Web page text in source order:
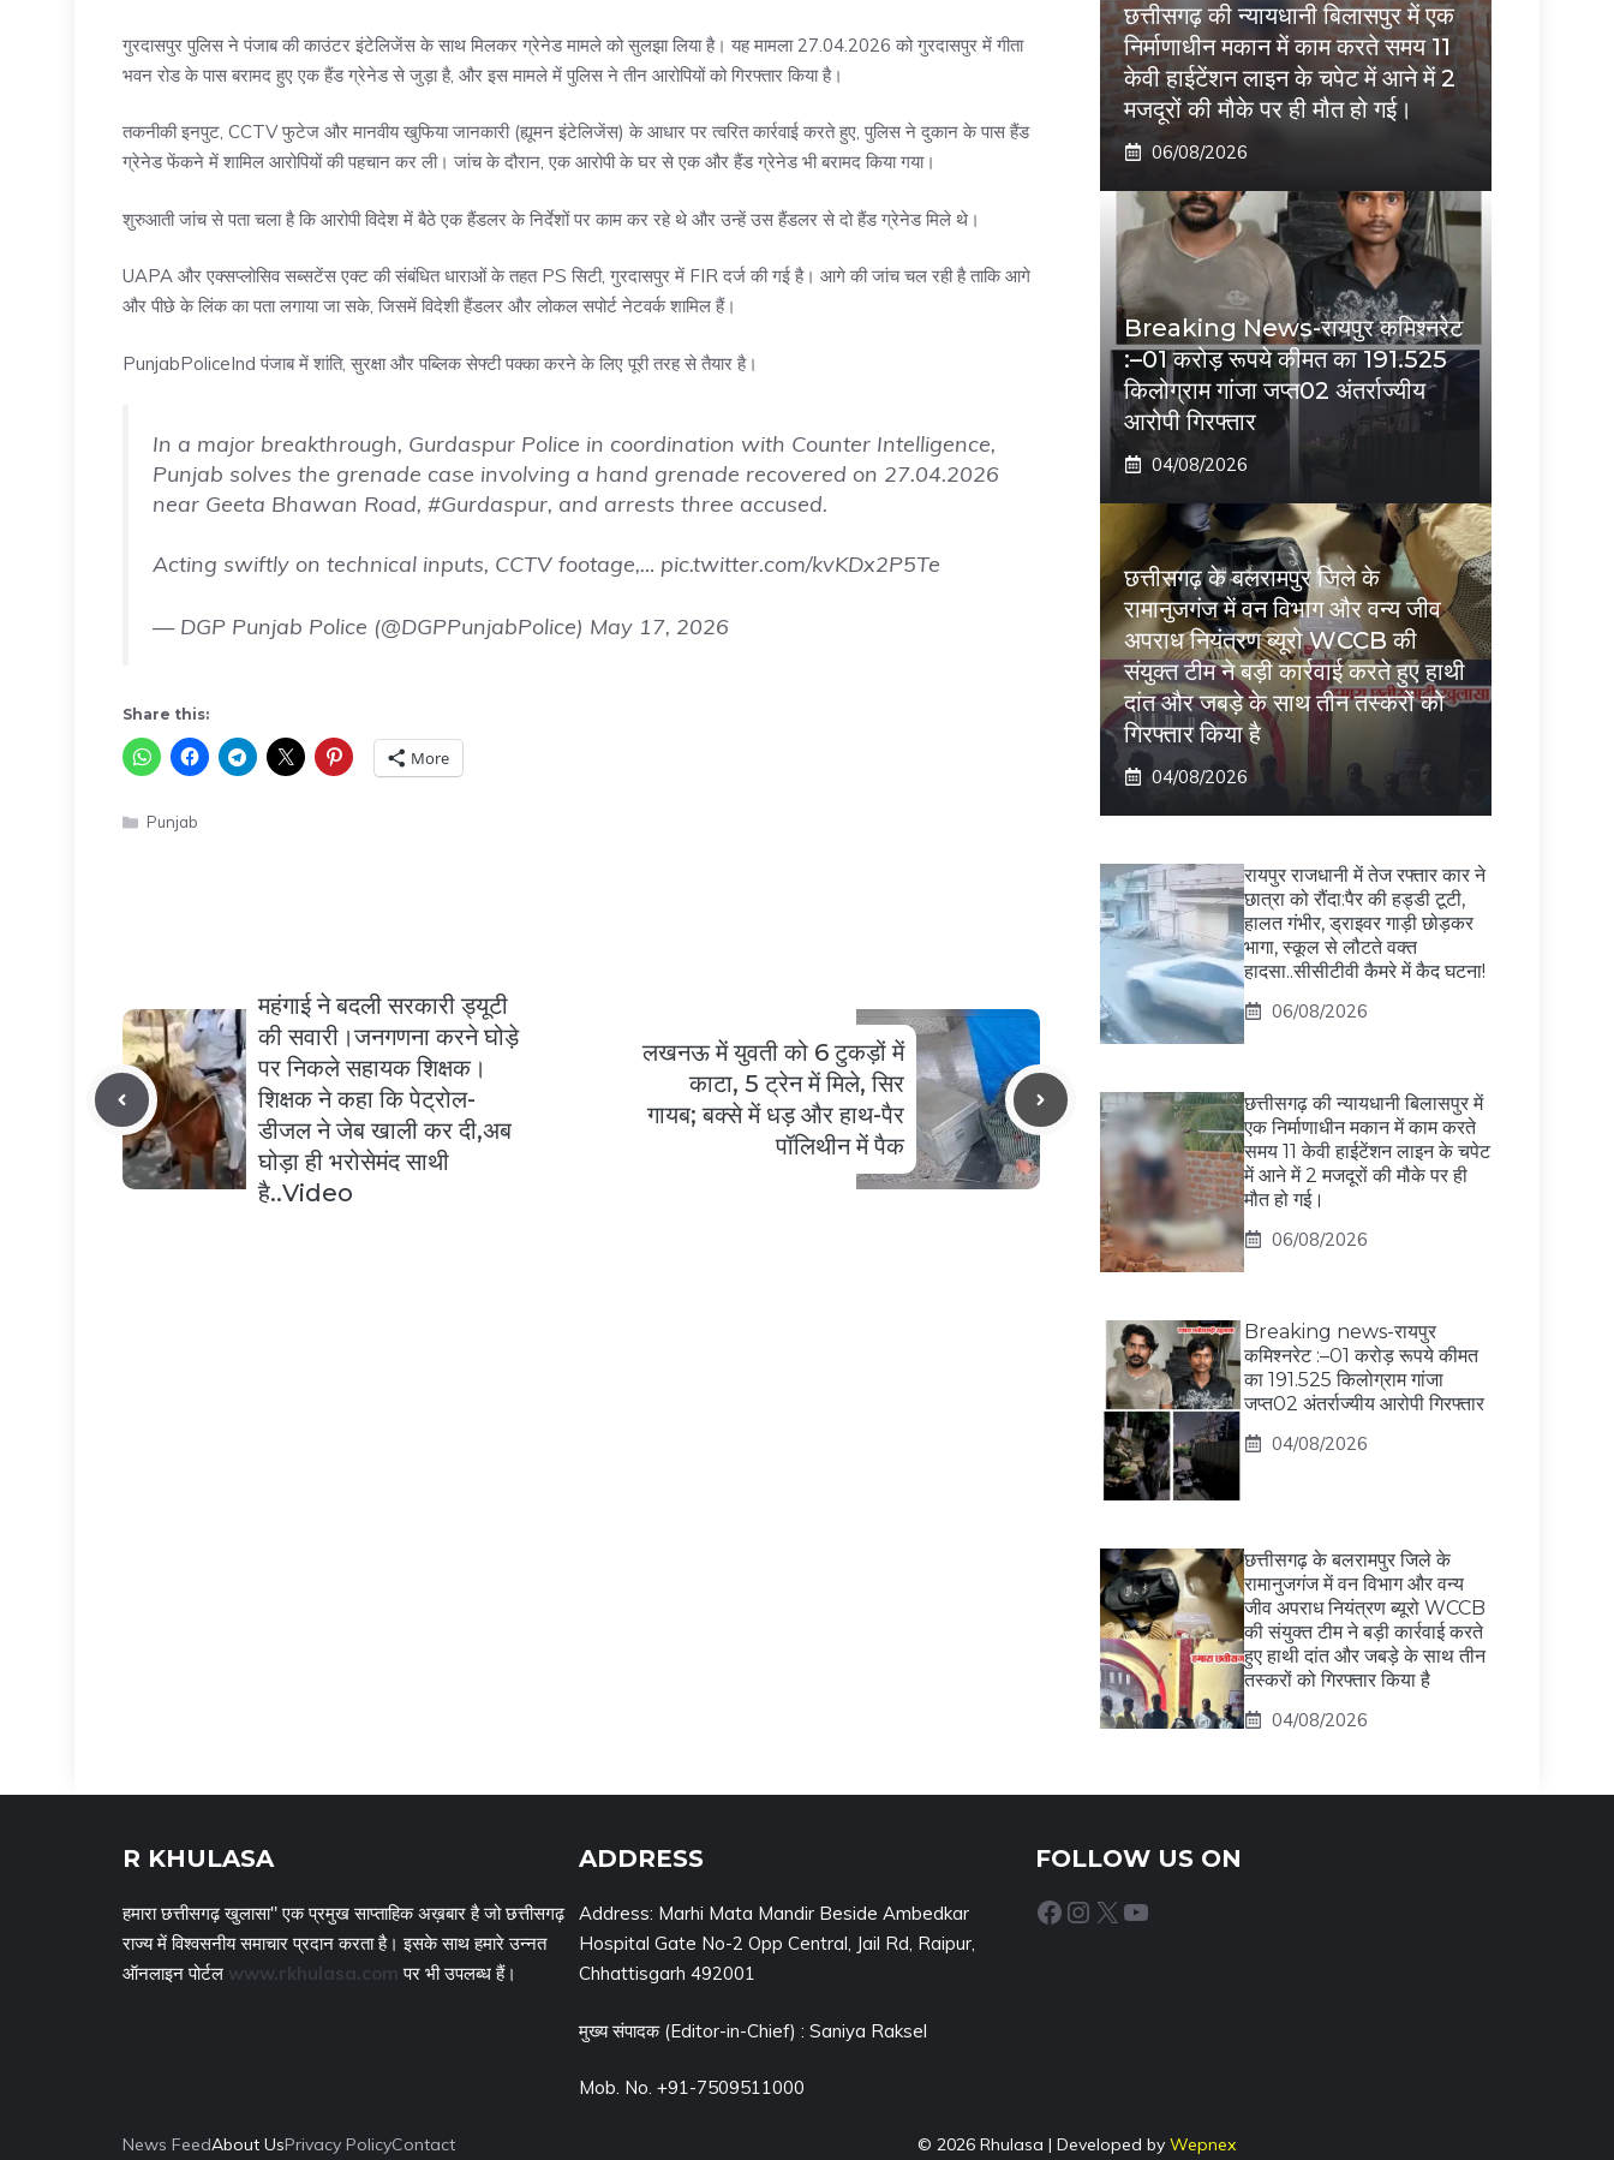
गुरदासपुर पुलिस ने पंजाब की काउंटर इंटेलिजेंस के साथ मिलकर ग्रेनेड मामले को सुलझा लिया है। यह मामला 27.04.2026 को गुरदासपुर में गीता
भवन रोड के पास बरामद हुए एक हैंड ग्रेनेड से जुड़ा है, और इस मामले में पुलिस ने तीन आरोपियों को गिरफ्तार किया है।
तकनीकी इनपुट, CCTV फुटेज और मानवीय खुफिया जानकारी (ह्यूमन इंटेलिजेंस) के आधार पर त्वरित कार्रवाई करते हुए, पुलिस ने दुकान के पास हैंड
ग्रेनेड फेंकने में शामिल आरोपियों की पहचान कर ली। जांच के दौरान, एक आरोपी के घर से एक और हैंड ग्रेनेड भी बरामद किया गया।
शुरुआती जांच से पता चला है कि आरोपी विदेश में बैठे एक हैंडलर के निर्देशों पर काम कर रहे थे और उन्हें उस हैंडलर से दो हैंड ग्रेनेड मिले थे।
UAPA और एक्सप्लोसिव सब्सटेंस एक्ट की संबंधित धाराओं के तहत PS सिटी, गुरदासपुर में FIR दर्ज की गई है। आगे की जांच चल रही है ताकि आगे
और पीछे के लिंक का पता लगाया जा सके, जिसमें विदेशी हैंडलर और लोकल सपोर्ट नेटवर्क शामिल हैं।
PunjabPoliceInd पंजाब में शांति, सुरक्षा और पब्लिक सेफ्टी पक्का करने के लिए पूरी तरह से तैयार है।
In a major breakthrough, Gurdaspur Police in coordination with Counter Intelligence,
Punjab solves the grenade case involving a hand grenade recovered on 27.04.2026
near Geeta Bhawan Road, #Gurdaspur, and arrests three accused.
Acting swiftly on technical inputs, CCTV footage,… pic.twitter.com/kvKDx2P5Te
— DGP Punjab Police (@DGPPunjabPolice) May 17, 2026
Share this:
More
Categories
Punjab
महंगाई ने बदली सरकारी ड्यूटी
की सवारी।जनगणना करने घोड़े
पर निकले सहायक शिक्षक।
शिक्षक ने कहा कि पेट्रोल-
डीजल ने जेब खाली कर दी,अब
घोड़ा ही भरोसेमंद साथी
है..Video
लखनऊ में युवती को 6 टुकड़ों में
काटा, 5 ट्रेन में मिले, सिर
गायब; बक्से में धड़ और हाथ-पैर
पॉलिथीन में पैक
छत्तीसगढ़ की न्यायधानी बिलासपुर में एक
निर्माणाधीन मकान में काम करते समय 11
केवी हाईटेंशन लाइन के चपेट में आने में 2
मजदूरों की मौके पर ही मौत हो गई।
06/08/2026
Breaking News-रायपुर कमिश्नरेट
:–01 करोड़ रूपये कीमत का 191.525
किलोग्राम गांजा जप्त02 अंतर्राज्यीय
आरोपी गिरफ्तार
04/08/2026
छत्तीसगढ़ के बलरामपुर जिले के
रामानुजगंज में वन विभाग और वन्य जीव
अपराध नियंत्रण ब्यूरो WCCB की
संयुक्त टीम ने बड़ी कार्रवाई करते हुए हाथी
दांत और जबड़े के साथ तीन तस्करों को
गिरफ्तार किया है
04/08/2026
रायपुर राजधानी में तेज रफ्तार कार ने
छात्रा को रौंदा:पैर की हड्डी टूटी,
हालत गंभीर, ड्राइवर गाड़ी छोड़कर
भागा, स्कूल से लौटते वक्त
हादसा..सीसीटीवी कैमरे में कैद घटना!
06/08/2026
छत्तीसगढ़ की न्यायधानी बिलासपुर में
एक निर्माणाधीन मकान में काम करते
समय 11 केवी हाईटेंशन लाइन के चपेट
में आने में 2 मजदूरों की मौके पर ही
मौत हो गई।
06/08/2026
Breaking news-रायपुर
कमिश्नरेट :–01 करोड़ रूपये कीमत
का 191.525 किलोग्राम गांजा
जप्त02 अंतर्राज्यीय आरोपी गिरफ्तार
04/08/2026
छत्तीसगढ़ के बलरामपुर जिले के
रामानुजगंज में वन विभाग और वन्य
जीव अपराध नियंत्रण ब्यूरो WCCB
की संयुक्त टीम ने बड़ी कार्रवाई करते
हुए हाथी दांत और जबड़े के साथ तीन
तस्करों को गिरफ्तार किया है
04/08/2026
R KHULASA
हमारा छत्तीसगढ़ खुलासा" एक प्रमुख साप्ताहिक अख़बार है जो छत्तीसगढ़
राज्य में विश्वसनीय समाचार प्रदान करता है। इसके साथ हमारे उन्नत
ऑनलाइन पोर्टल www.rkhulasa.com पर भी उपलब्ध हैं।
ADDRESS
Address: Marhi Mata Mandir Beside Ambedkar
Hospital Gate No-2 Opp Central, Jail Rd, Raipur,
Chhattisgarh 492001
मुख्य संपादक (Editor-in-Chief) : Saniya Raksel
Mob. No. +91-7509511000
FOLLOW US ON
Facebook Instagram X YouTube
News FeedAbout UsPrivacy PolicyContact © 2026 Rhulasa | Developed by Wepnex